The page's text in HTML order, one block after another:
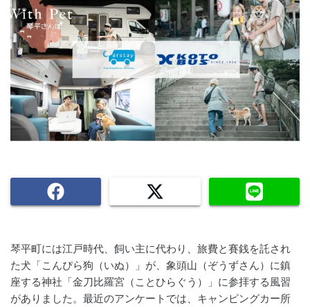
琴平町には江戸時代、飼い主に代わり、旅費と賽銭を託され
た犬「こんぴら狗（いぬ）」が、象頭山（ぞうずさん）に鎮
座する神社「金刀比羅宮（ことひらぐう）」に参拝する風習
がありました。最近のアンケートでは、キャンピングカー所